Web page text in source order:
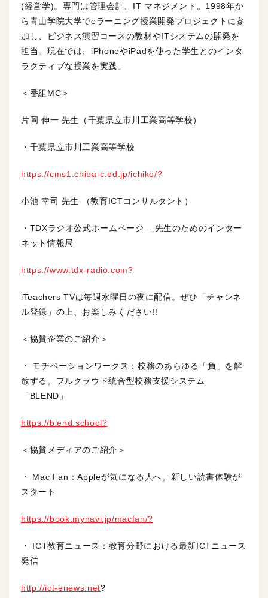
(経営学)。専門は管理会計、IT マネジメント。1998年か
ら青山学院大学でeラーニング授業開発プロジェクトに参
加し、ビジネス演習コースの教材やITシステムの開発を
担当。現在では、iPhoneやiPadを使った学生とのインタ
ラクティブな授業を実践。
＜番組MC＞
片岡 伸一 先生（千葉県立市川工業高等学校）
・千葉県立市川工業高等学校
https://cms1.chiba-c.ed.jp/ichiko/?
小池 幸司 先生 （教育ICTコンサルタント）
・TDXラジオ公式ホームページ – 先生のためのインター
ネット情報局
https://www.tdx-radio.com?
iTeachers TVは毎週水曜日の夜に配信。ぜひ「チャンネ
ル登録」の上、お楽しみください!!
＜協賛企業のご紹介＞
・ モチベーションワークス：校務のあらゆる「負」を解
放する。フルクラウド統合型校務支援システム
「BLEND」
https://blend.school?
＜協賛メディアのご紹介＞
・ Mac Fan：Appleが気になる人へ。新しい読書体験が
スタート
https://book.mynavi.jp/macfan/?
・ ICT教育ニュース：教育分野における最新ICTニュース
発信
http://ict-enews.net?